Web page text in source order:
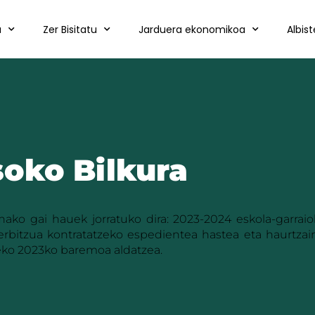
Zer Bisitatu Jarduera ekonomikoa
Bilkura
gai hauek jorratuko dira: 2023-2024 eskola-
kontratatzeko espedientea hastea eta
2023ko baremoa aldatzea.